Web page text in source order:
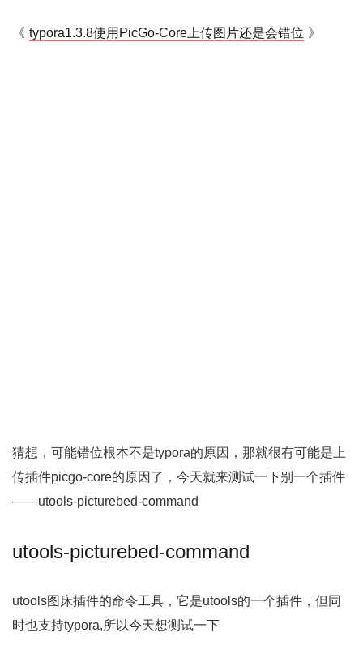
《 typora1.3.8使用PicGo-Core上传图片还是会错位 》
猜想，可能错位根本不是typora的原因，那就很有可能是上
传插件picgo-core的原因了，今天就来测试一下别一个插件
——utools-picturebed-command
utools-picturebed-command
utools图床插件的命令工具，它是utools的一个插件，但同
时也支持typora,所以今天想测试一下